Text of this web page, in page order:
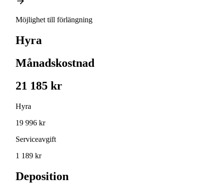
Möjlighet till förlängning
Hyra
Månadskostnad
21 185 kr
Hyra
19 996 kr
Serviceavgift
1 189 kr
Deposition